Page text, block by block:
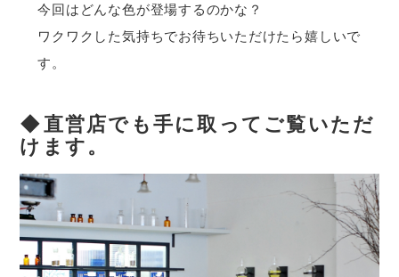
今回はどんな色が登場するのかな？
ワクワクした気持ちでお待ちいただけたら嬉しいで
す。
◆直営店でも手に取ってご覧いただ
けます。